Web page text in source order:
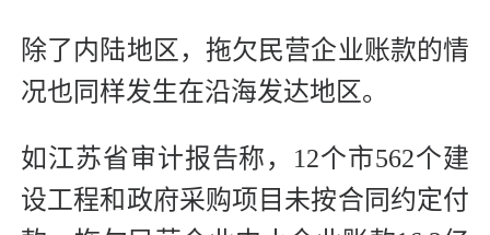
除了内陆地区，拖欠民营企业账款的情
况也同样发生在沿海发达地区。
如江苏省审计报告称，12个市562个建
设工程和政府采购项目未按合同约定付